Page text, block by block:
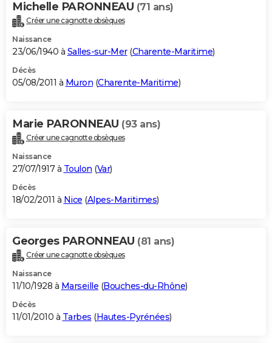
Michelle PARONNEAU (71 ans)
Créer une cagnotte obsèques
Naissance
23/06/1940 à Salles-sur-Mer(Charente-Maritime)
Décès
05/08/2011 à Muron (Charente-Maritime)
Marie PARONNEAU (93 ans)
Créer une cagnotte obsèques
Naissance
27/07/1917 à Toulon (Var)
Décès
18/02/2011 à Nice (Alpes-Maritimes)
Georges PARONNEAU (81 ans)
Créer une cagnotte obsèques
Naissance
11/10/1928 à Marseille (Bouches-du-Rhône)
Décès
11/01/2010 à Tarbes (Hautes-Pyrénées)